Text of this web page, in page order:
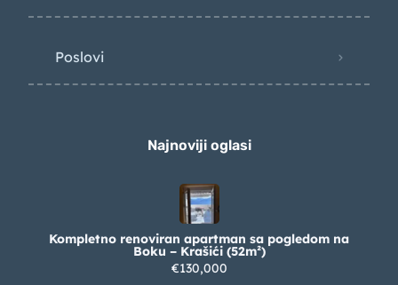
Poslovi
Najnoviji oglasi
Kompletno renoviran apartman sa pogledom na
Boku – Krašići (52m²)
€130,000